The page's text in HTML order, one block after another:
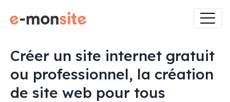
Créer un site internet gratuit
ou professionnel, la création
de site web pour tous